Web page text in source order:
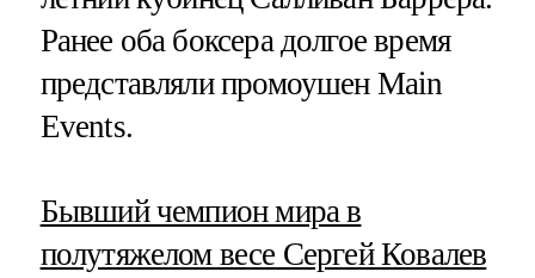
Ранее оба боксера долгое время
представляли промоушен Main
Events.
Бывший чемпион мира в
полутяжелом весе Сергей Ковалев